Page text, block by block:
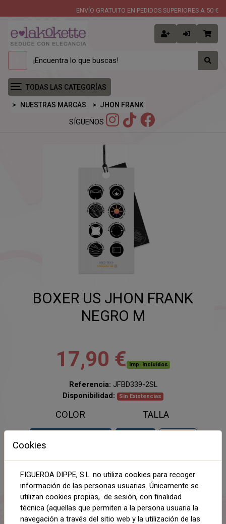
ENVÍO GRATUITO EN PEDIDOS SUPERIORES A 50 €
TODAS LAS CATEGORÍAS
NUESTRAS MARCAS JHON FRANK
SÍGUENOS
BOXER US JHON FRANK
NEGRO M
17,90 € Imp. Incluidos
Referencia: JFBD339-2SL
Disponibilidad:
Sin Existencias
COLOR TALLA
Compartir
Cookies
FIGUEROA DIPPE, S.L. no utiliza cookies para recoger
información de las personas usuarias. Únicamente se
utilizan cookies propias, de sesión, con finalidad
técnica (aquellas que permiten a la persona usuaria la
navegación a través del sitio web y la utilización de las